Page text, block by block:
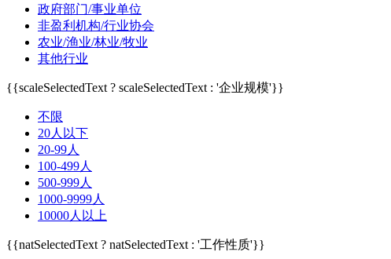
政府部门/事业单位
非盈利机构/行业协会
农业/渔业/林业/牧业
其他行业
{{scaleSelectedText ? scaleSelectedText : '企业规模'}}
不限
20人以下
20-99人
100-499人
500-999人
1000-9999人
10000人以上
{{natSelectedText ? natSelectedText : '工作性质'}}